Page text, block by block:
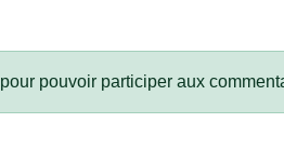
pour pouvoir participer aux